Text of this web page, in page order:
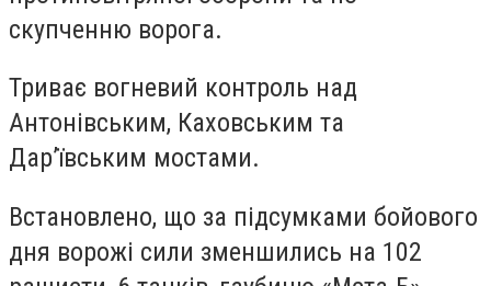
скупченню ворога.
Триває вогневий контроль над
Антонівським, Каховським та
Дар’ївським мостами.
Встановлено, що за підсумками бойового
дня ворожі сили зменшились на 102